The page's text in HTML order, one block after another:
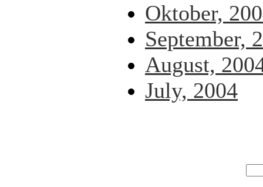
Oktober,
September,
August,
July, 2004